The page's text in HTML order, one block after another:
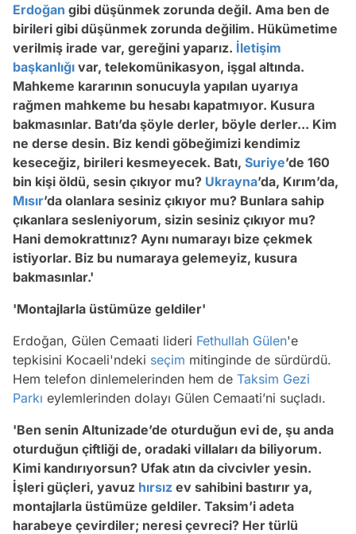
Erdoğan gibi düşünmek zorunda değil. Ama ben de
birileri gibi düşünmek zorunda değilim. Hükümetime
verilmiş irade var, gereğini yaparız. İletişim
başkanlığı var, telekomünikasyon, işgal altında.
Mahkeme kararının sonucuyla yapılan uyarıya
rağmen mahkeme bu hesabı kapatmıyor. Kusura
bakmasınlar. Batı’da şöyle derler, böyle derler... Kim
ne derse desin. Biz kendi göbeğimizi kendimiz
keseceğiz, birileri kesmeyecek. Batı, Suriye’de 160
bin kişi öldü, sesin çıkıyor mu? Ukrayna’da, Kırım’da,
Mısır’da olanlara sesiniz çıkıyor mu? Bunlara sahip
çıkanlara sesleniyorum, sizin sesiniz çıkıyor mu?
Hani demokrattınız? Aynı numarayı bize çekmek
istiyorlar. Biz bu numaraya gelemeyiz, kusura
bakmasınlar.'
'Montajlarla üstümüze geldiler'
Erdoğan, Gülen Cemaati lideri Fethullah Gülen'e
tepkisini Kocaeli'ndeki seçim mitinginde de sürdürdü.
Hem telefon dinlemelerinden hem de Taksim Gezi
Parkı eylemlerinden dolayı Gülen Cemaati’ni suçladı.
'Ben senin Altunizade’de oturduğun evi de, şu anda
oturduğun çiftliği de, oradaki villaları da biliyorum.
Kimi kandırıyorsun? Ufak atın da civcivler yesin.
İşleri güçleri, yavuz hırsız ev sahibini bastırır ya,
montajlarla üstümüze geldiler. Taksim’i adeta
harabeye çevirdiler; neresi çevreci? Her türlü